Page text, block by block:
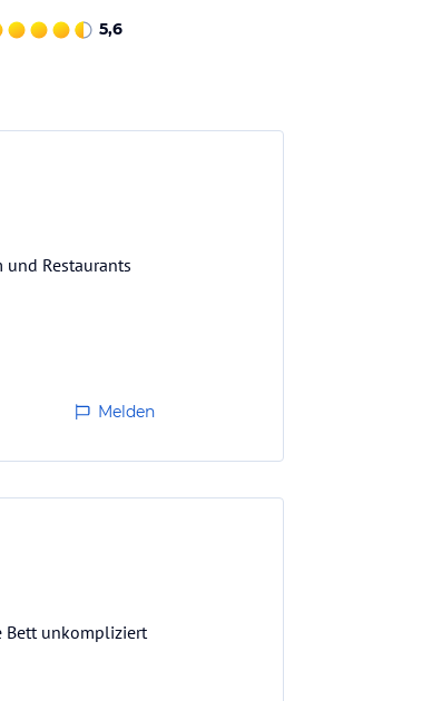
5,6
Restaurants
Melden
Bett unkompliziert